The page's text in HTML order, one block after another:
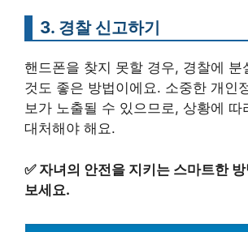
3. 경찰 신고하기
핸드폰을 찾지 못할 경우, 경찰에 분
것도 좋은 방법이에요. 소중한 개인
보가 노출될 수 있으므로, 상황에 따
대처해야 해요.
✅ 자녀의 안전을 지키는 스마트한
보세요.